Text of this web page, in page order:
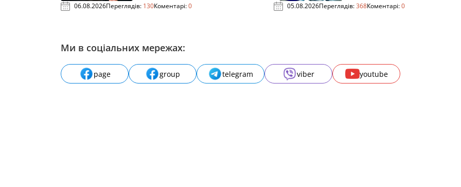
06.08.2026Переглядів: 130Коментарі:0
05.08.2026Переглядів:368Коментарі:0
Ми в соціальних мережах:
page group telegram viber youtube